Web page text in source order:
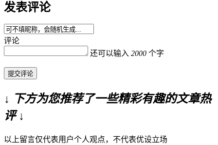
发表评论
评论
还可以输入 2000 个字
提交评论
↓ 下方为您推荐了一些精彩有趣的文章热
评 ↓
以上留言仅代表用户个人观点，不代表优设立场